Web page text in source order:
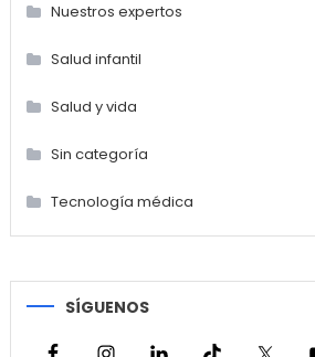
Nuestros expertos
Salud infantil
Salud y vida
Sin categoría
Tecnología médica
SÍGUENOS